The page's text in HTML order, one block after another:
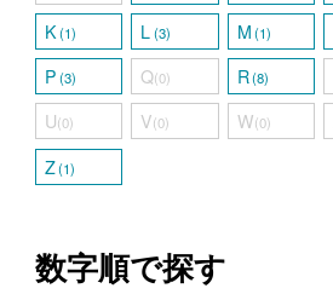
K(1) L(3) M (1)
P(3) Q(0) R(8)
U(0) V(0) W(0)
Z(1)
数字順で探す